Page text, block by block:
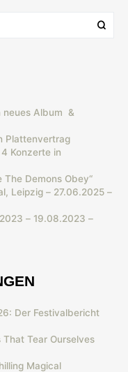
neues Album &
Plattenvertrag
4 Konzerte in
The Demons Obey“
Leipzig – 27.06.2025 –
– 19.08.2023 –
Der Festivalbericht
That Tear Ourselves
Magical